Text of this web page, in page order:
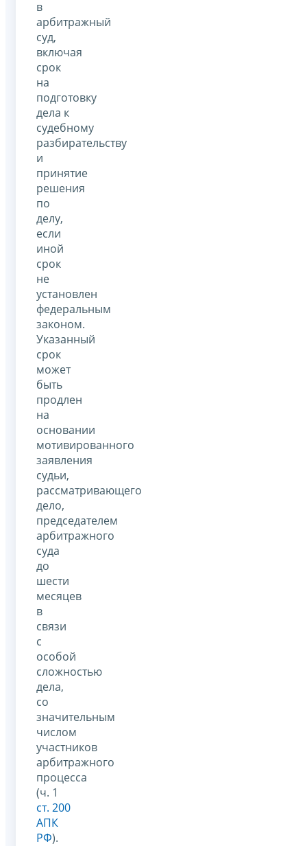
в
арбитражный
суд,
включая
срок
на
подготовку
дела к
судебному
разбирательству
и
принятие
решения
по
делу,
если
иной
срок
не
установлен
федеральным
законом.
Указанный
срок
может
быть
продлен
на
основании
мотивированного
заявления
судьи,
рассматривающего
дело,
председателем
арбитражного
суда
до
шести
месяцев
в
связи
с
особой
сложностью
дела,
со
значительным
числом
участников
арбитражного
процесса
(ч. 1
ст. 200
АПК
РФ).